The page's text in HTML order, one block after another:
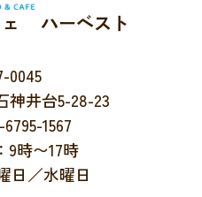
ェ ハーベスト
0045
神井台5-28-23
1567
9時〜17時
日／水曜日